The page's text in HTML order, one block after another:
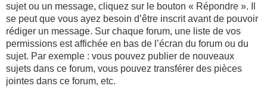
sujet ou un message, cliquez sur le bouton « Répondre ». Il
se peut que vous ayez besoin d’être inscrit avant de pouvoir
rédiger un message. Sur chaque forum, une liste de vos
permissions est affichée en bas de l’écran du forum ou du
sujet. Par exemple : vous pouvez publier de nouveaux
sujets dans ce forum, vous pouvez transférer des pièces
jointes dans ce forum, etc.